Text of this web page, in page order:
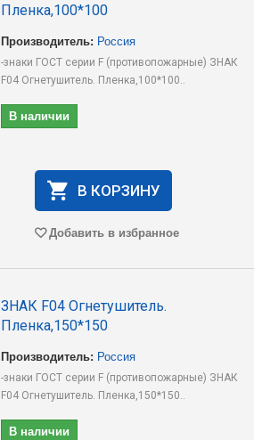
Пленка,100*100
Производитель: Россия
-знаки ГОСТ серии F (противопожарные) ЗНАК
F04 Огнетушитель. Пленка,100*100..
В наличии
В КОРЗИНУ
Добавить в избранное
ЗНАК F04 Огнетушитель.
Пленка,150*150
Производитель: Россия
-знаки ГОСТ серии F (противопожарные) ЗНАК
F04 Огнетушитель. Пленка,150*150..
В наличии